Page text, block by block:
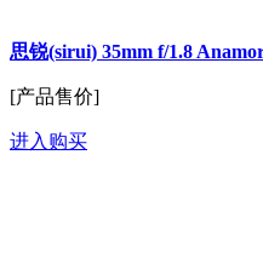
思锐(sirui) 35mm f/1.8
[产品售价]
进入购买